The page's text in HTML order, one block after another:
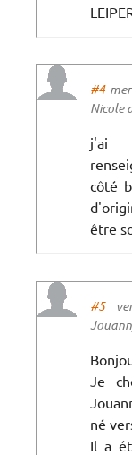
#4
Nicole
j'ai
côté
être
#5
Je
né
Il a